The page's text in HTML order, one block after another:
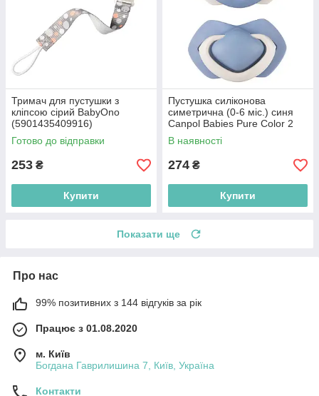
Тримач для пустушки з
кліпсою сірий BabyOno
(5901435409916)
Готово до відправки
253 ₴
Купити
Пустушка силіконова
симетрична (0-6 міс.) синя
Canpol Babies Pure Color 2
шт. (5903407992679)
В наявності
274 ₴
Купити
Показати ще
Про нас
99% позитивних з 144 відгуків за рік
Працює з 01.08.2020
м. Київ
Богдана Гаврилишина 7, Київ, Україна
Контакти